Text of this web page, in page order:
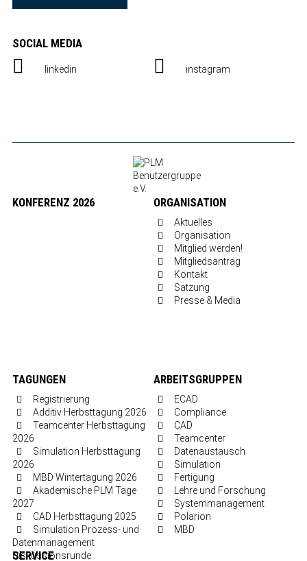
SOCIAL MEDIA
linkedin instagram
KONFERENZ 2026 ORGANISATION
Aktuelles
Organisation
Mitglied werden!
Mitgliedsantrag
Kontakt
Satzung
Presse & Media
TAGUNGEN
Registrierung
Additiv Herbsttagung 2026
Teamcenter Herbsttagung
2026
Simulation Herbsttagung
2026
MBD Wintertagung 2026
Akademische PLM Tage
2027
CAD Herbsttagung 2025
Simulation Prozess- und
Datenmanagement
Diskussionsrunde
ARBEITSGRUPPEN
ECAD
Compliance
CAD
Teamcenter
Datenaustausch
Simulation
Fertigung
Lehre und Forschung
Systemmanagement
Polarion
MBD
SERVICE